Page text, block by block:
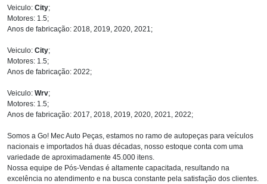
Veiculo: City;
Motores: 1.5;
Anos de fabricação: 2018, 2019, 2020, 2021;
Veiculo: City;
Motores: 1.5;
Anos de fabricação: 2022;
Veiculo: Wrv;
Motores: 1.5;
Anos de fabricação: 2017, 2018, 2019, 2020, 2021, 2022;
Somos a Go! Mec Auto Peças, estamos no ramo de autopeças para veículos
nacionais e importados há duas décadas, nosso estoque conta com uma
variedade de aproximadamente 45.000 itens.
Nossa equipe de Pós-Vendas é altamente capacitada, resultando na
excelência no atendimento e na busca constante pela satisfação dos clientes.